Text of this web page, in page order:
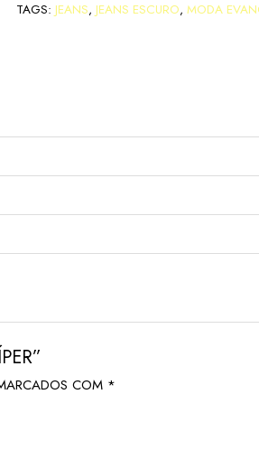
TAGS: JEANS, JEANS ESCURO, MODA
COM *